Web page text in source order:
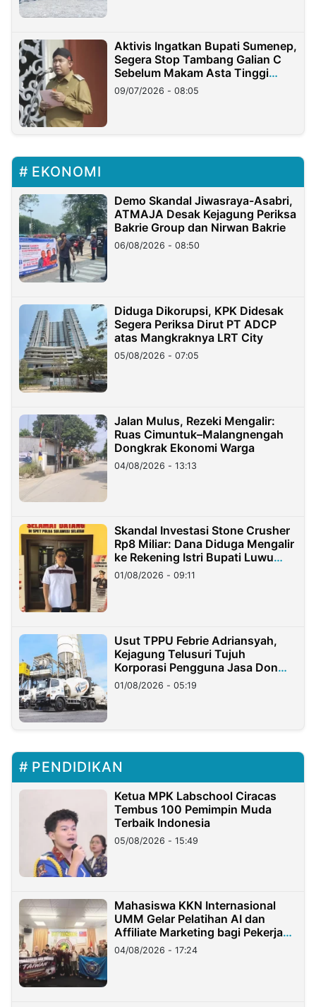
Aktivis Ingatkan Bupati Sumenep,
Segera Stop Tambang Galian C
Sebelum Makam Asta Tinggi
Longsor
09/07/2026 - 08:05
EKONOMI
Demo Skandal Jiwasraya-Asabri,
ATMAJA Desak Kejagung Periksa
Bakrie Group dan Nirwan Bakrie
06/08/2026 - 08:50
Diduga Dikorupsi, KPK Didesak
Segera Periksa Dirut PT ADCP
atas Mangkraknya LRT City
05/08/2026 - 07:05
Jalan Mulus, Rezeki Mengalir:
Ruas Cimuntuk–Malangnengah
Dongkrak Ekonomi Warga
04/08/2026 - 13:13
Skandal Investasi Stone Crusher
Rp8 Miliar: Dana Diduga Mengalir
ke Rekening Istri Bupati Luwu
Timur
01/08/2026 - 09:11
Usut TPPU Febrie Adriansyah,
Kejagung Telusuri Tujuh
Korporasi Pengguna Jasa Don
Ritto
01/08/2026 - 05:19
PENDIDIKAN
Ketua MPK Labschool Ciracas
Tembus 100 Pemimpin Muda
Terbaik Indonesia
05/08/2026 - 15:49
Mahasiswa KKN Internasional
UMM Gelar Pelatihan AI dan
Affiliate Marketing bagi Pekerja
Migran Indonesia di Taiwan
04/08/2026 - 17:24